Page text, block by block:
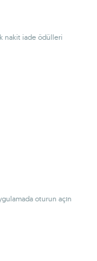
nakit iade ödülleri
oturun açın